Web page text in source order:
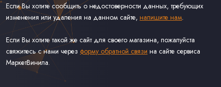
Если Вы хотите сообщить о недостоверности данных, требующих
изменения или удаления на данном сайте, напишите нам.
Если Вы хотите такой же сайт для своего магазина, пожалуйста
свяжитесь с нами через форму обратной связи на сайте сервиса
МаркетВинила.
Каталог Винила, CD и Кассет